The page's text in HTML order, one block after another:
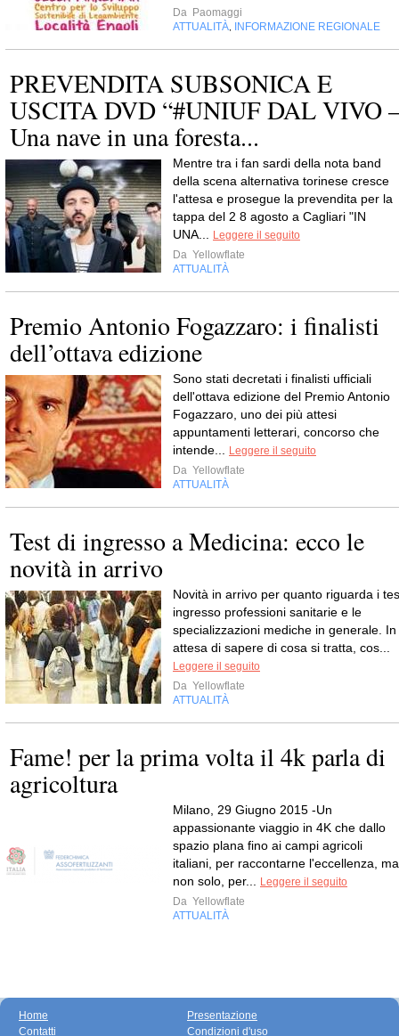
Da Paomaggi
ATTUALITÀ
INFORMAZIONE REGIONALE
PREVENDITA SUBSONICA E
USCITA DVD “#UNIUF DAL VIVO
Una nave in una foresta...
Mentre tra i fan sardi della nota band
della scena alternativa torinese cresce
l'attesa e prosegue la prevendita per la
tappa del 2 8 agosto a Cagliari "IN
UNA...
Leggere il seguito
Da Yellowflate
ATTUALITÀ
Premio Antonio Fogazzaro: i finalisti
dell’ottava edizione
Sono stati decretati i finalisti ufficiali
dell'ottava edizione del Premio Antonio
Fogazzaro, uno dei più attesi
appuntamenti letterari, concorso che
intende...
Leggere il seguito
Da Yellowflate
ATTUALITÀ
Test di ingresso a Medicina: ecco le
novità in arrivo
Novità in arrivo per quanto riguarda i
ingresso professioni sanitarie e le
specializzazioni mediche in generale. In
attesa di sapere di cosa si tratta, cos...
Leggere il seguito
Da Yellowflate
ATTUALITÀ
Fame! per la prima volta il 4k parla di
agricoltura
Milano, 29 Giugno 2015 -Un
appassionante viaggio in 4K che dallo
spazio plana fino ai campi agricoli
italiani, per raccontarne l'eccellenza, ma
non solo, per...
Leggere il seguito
Da Yellowflate
ATTUALITÀ
Home
Contatti
Presentazione
Condizioni d'uso